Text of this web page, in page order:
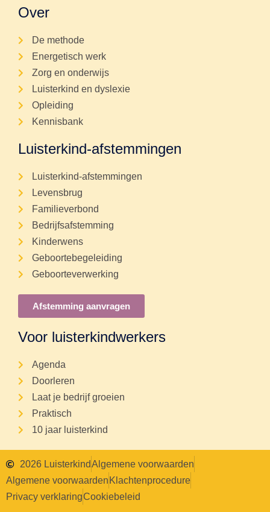
Over
De methode
Energetisch werk
Zorg en onderwijs
Luisterkind en dyslexie
Opleiding
Kennisbank
Luisterkind-afstemmingen
Luisterkind-afstemmingen
Levensbrug
Familieverbond
Bedrijfsafstemming
Kinderwens
Geboortebegeleiding
Geboorteverwerking
Afstemming aanvragen
Voor luisterkindwerkers
Agenda
Doorleren
Laat je bedrijf groeien
Praktisch
10 jaar luisterkind
2026 LuisterkindAlgemene voorwaarden
Algemene voorwaarden Klachtenprocedure
Privacy verklaringCookiebeleid